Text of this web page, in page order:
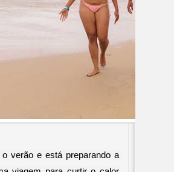
verão e está preparando a